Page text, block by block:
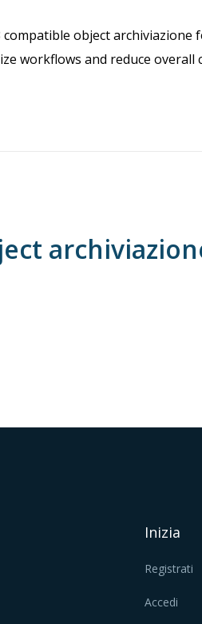
compatible object
workflows and reduce
Inizia
Registrati
Accedi